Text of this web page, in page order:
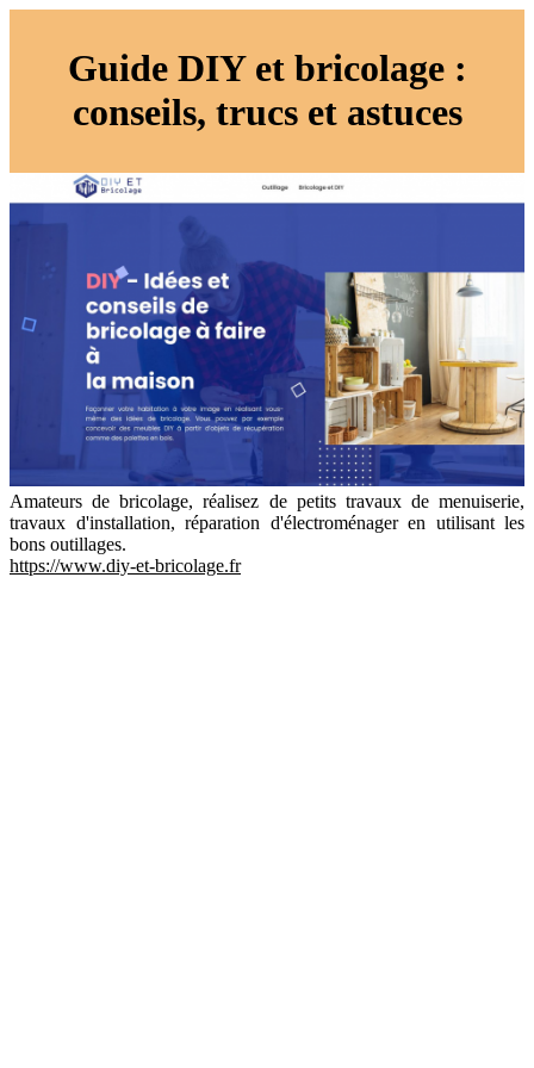
Guide DIY et bricolage :
conseils, trucs et astuces
Amateurs de bricolage, réalisez de petits travaux de menuiserie,
travaux d'installation, réparation d'électroménager en utilisant les
bons outillages.
https://www.diy-et-bricolage.fr